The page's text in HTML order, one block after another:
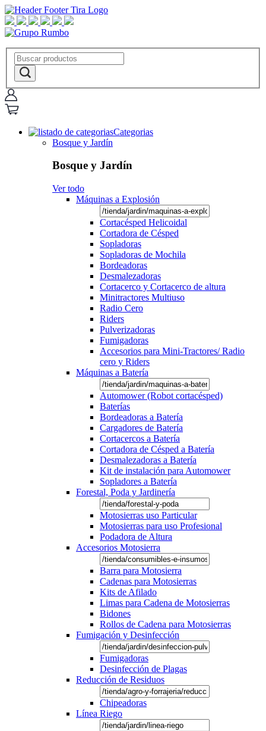
Categorias
Bosque y Jardín
Bosque y Jardín
Ver todo
Máquinas a Explosión
Cortacésped Helicoidal
Cortadora de Césped
Sopladoras
Sopladoras de Mochila
Bordeadoras
Desmalezadoras
Cortacerco y Cortacerco de altura
Minitractores Multiuso
Radio Cero
Riders
Pulverizadoras
Fumigadoras
Accesorios para Mini-Tractores/ Radio
cero y Riders
Máquinas a Batería
Automower (Robot cortacésped)
Baterías
Bordeadoras a Batería
Cargadores de Batería
Cortacercos a Batería
Cortadora de Césped a Batería
Desmalezadoras a Batería
Kit de instalación para Automower
Sopladores a Batería
Forestal, Poda y Jardinería
Motosierras uso Particular
Motosierras para uso Profesional
Podadora de Altura
Accesorios Motosierra
Barra para Motosierra
Cadenas para Motosierras
Kits de Afilado
Limas para Cadena de Motosierras
Bidones
Rollos de Cadena para Motosierras
Fumigación y Desinfección
Fumigadoras
Desinfección de Plagas
Reducción de Residuos
Chipeadoras
Línea Riego